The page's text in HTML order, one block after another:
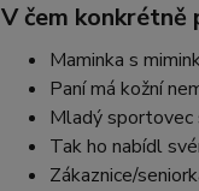
V čem konkrétně
Maminka s
Paní má kožní
Mladý
Tak ho nabídl
Zákaznice/